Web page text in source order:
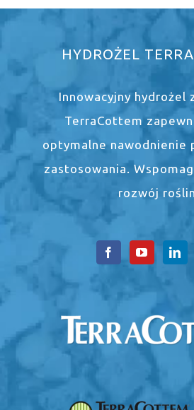
HYDROŻEL
Innowacyjny hydrożel
TerraCottem
optymalne nawodnienie
zastosowania.
rozwój